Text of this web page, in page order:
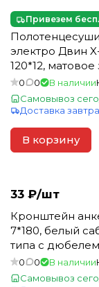
Привезем
электро Двин
120*12, матовое
0 0 В наличии
Самовывоз
Доставка завтра
В корзину
33 ₽/шт
Кронштейн
7*180, белый
типа с дюбелем
0 0 В наличии
Самовывоз